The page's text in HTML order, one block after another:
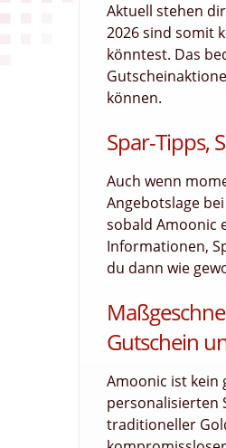
Aktuell stehen
2026 sind somit
könntest. Das
können.
Spar-Tipps,
Auch wenn
Angebotslage
sobald Amoonic
Informationen,
du dann wie
Gutschein
Amoonic ist kein
personalisierten
traditioneller